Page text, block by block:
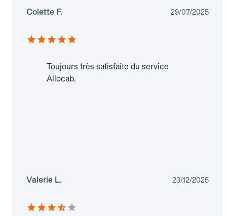
Colette F. 29/07/2025
Toujours très satisfaite du service
Allocab.
Valerie L. 23/12/2025